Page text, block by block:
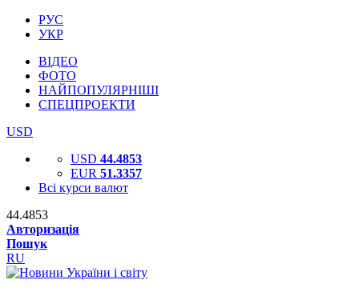
РУС
УКР
ВІДЕО
ФОТО
НАЙПОПУЛЯРНІШІ
СПЕЦПРОЕКТИ
USD
USD 44.4853
EUR 51.3357
Всі курси валют
44.4853
Авторизація
Пошук
RU